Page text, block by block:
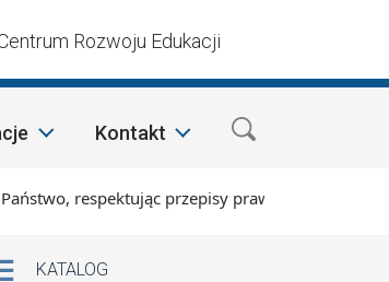
Rozwoju Edukacji
Kontakt
respektując przepisy prawa i mając na
skróty
KATALOG